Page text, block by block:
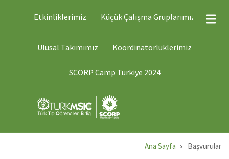
Etkinliklerimiz Küçük Çalışma Gruplarımız
Ulusal Takımımız Koordinatörlüklerimiz
SCORP Camp Türkiye 2024
Ana Sayfa Başvurular